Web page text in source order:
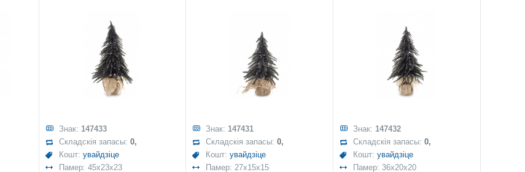
Знак: 147433
Складскія запасы: 0,
Кошт: увайдзіце
Памер: 45x23x23
Знак: 147431
Складскія запасы: 0,
Кошт: увайдзіце
Памер: 27x15x15
Знак: 147432
Складскія запасы: 0,
Кошт: увайдзіце
Памер: 36x20x20